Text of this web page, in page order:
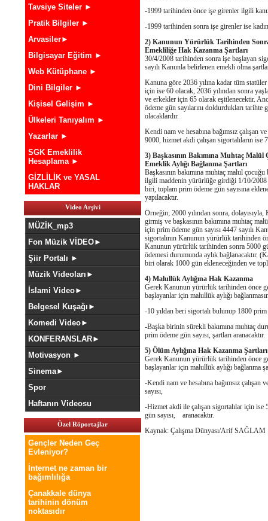
Tavsiye Siteler ►
Pratik Bilgiler ►
Arvasiler►
Bilgisayar Eğitim ►
Web Kütüphane ►
Dini Bilgiler ►
Kişisel Gelişim ►
Ülkeleri Tanıyalım ►
Yazarlar ►
SGK Emeklilik
Hesaplama ►
GİZLİLİK ve YASAL
HAKLAR
Video Arşivi
MÜZİK_mp3
Fon Müzik VİDEO►
Şiir Portalı ►
Müzik Videoları►
İslami Video►
Belgesel Kuşağı►
Komedi Video►
KONFERANSLAR►
Motivasyon ►
Sinema►
Spor
Haftanın Videosu
Özel Röportajlar
Gençler Neden Geç
Evleniyor?
İnternet ne zaman bir
bağımlılığa
Çanakkale dünya
tarihinin dönüm
noktasıdır
-1999 tarihinden önce işe girenler ilgili
-1999 tarihinden sonra işe girenler ise
2) Kanunun Yürürlük Tarihinden
Emekliliğe Hak Kazanma Şartları
30/4/2008 tarihinden sonra işe başlayan
sayılı Kanunla belirlenen emekli olma
Kanuna göre 2036 yılına kadar tüm
için ise 60 olacak, 2036 yılından sonra
ve erkekler için 65 olarak eşitlenecektir.
ödeme gün sayılarını doldurdukları
olacaklardır.
Kendi nam ve hesabına bağımsız çalışan
9000, hizmet akdi çalışan sigortalıların ise
3) Başkasının Bakımına Muhtaç Malül
Emeklik Aylığı Bağlanma Şartları
Başkasının bakımına muhtaç malul
ilgili maddenin yürürlüğe girdiği 1/10/2008
biri, toplam prim ödeme gün sayısına
yapılacaktır.
Örneğin; 2000 yılından sonra,
girmiş ve başkasının bakımına muhtaç
için prim ödeme gün sayısı 4447 sayılı
sigortalının Kanunun yürürlük tarihinden
Kanunun yürürlük tarihinden sonra 5000
ödemesi durumunda aylık bağlanacaktır.
biri olarak 1000 gün ekleneceğinden ve
4) Malullük Aylığına Hak Kazanma
Gerek Kanunun yürürlük tarihinden önce
başlayanlar için malullük aylığı
-10 yıldan beri sigortalı bulunup 1800 prim
-Başka birinin sürekli bakımına muhtaç
prim ödeme gün sayısı, şartları aranacaktır.
5) Ölüm Aylığına Hak Kazanma Şartları
Gerek Kanunun yürürlük tarihinden önce
başlayanlar için malullük aylığı bağlanma
-Kendi nam ve hesabına bağımsız
sayısı,
-Hizmet akdi ile çalışan sigortalılar için ise
gün sayısı,
aranacaktır.
Kaynak: Çalışma Dünyası/Arif SAĞLAM